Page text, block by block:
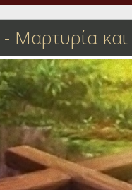
- Μαρτυρία